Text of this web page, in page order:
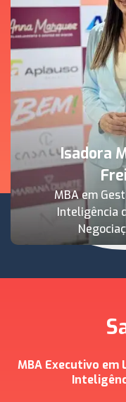
Isadora
MBA em
Inteligência
MBA Executivo em